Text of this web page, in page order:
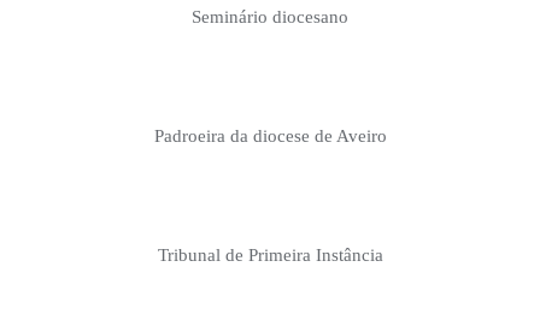
Seminário diocesano
Padroeira da diocese de Aveiro
Tribunal de Primeira Instância